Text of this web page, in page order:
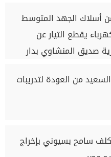
متر من أسلاك الجهد المتوسط
يقطع التيار عن
صديق المنشاوي بدار
من العودة لتدريبات
سامح بسيوني بإخراج